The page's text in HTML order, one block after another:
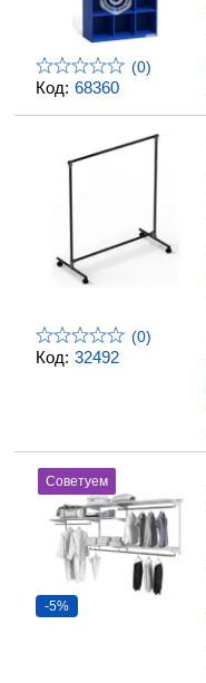
Код: 68360
(0)
Код: 32492
(0)
Советуем
-5%